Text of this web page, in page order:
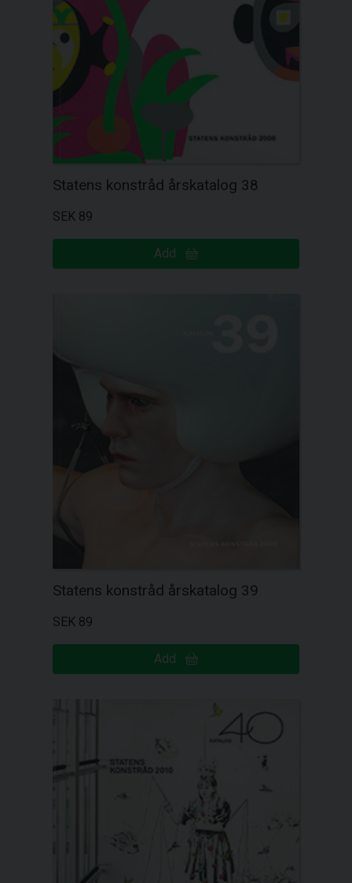
Statens konstråd årskatalog 38
SEK 89
Add
Statens konstråd årskatalog 39
SEK 89
Add